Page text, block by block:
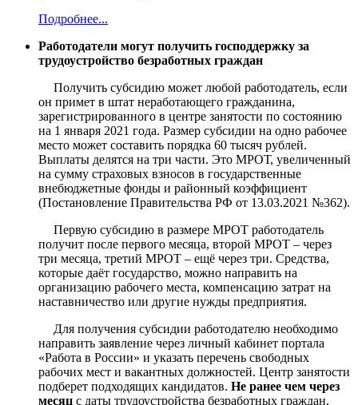
Подробнее...
Работодатели могут получить господдержку за
трудоустройство безработных граждан
Получить субсидию может любой работодатель, если
он примет в штат неработающего гражданина,
зарегистрированного в центре занятости по состоянию
на 1 января 2021 года. Размер субсидии на одно рабочее
место может составить порядка 60 тысяч рублей.
Выплаты делятся на три части. Это МРОТ, увеличенный
на сумму страховых взносов в государственные
внебюджетные фонды и районный коэффициент
(Постановление Правительства РФ от 13.03.2021 №362).
Первую субсидию в размере МРОТ работодатель
получит после первого месяца, второй МРОТ – через
три месяца, третий МРОТ – ещё через три. Средства,
которые даёт государство, можно направить на
организацию рабочего места, компенсацию затрат на
наставничество или другие нужды предприятия.
Для получения субсидии работодателю необходимо
направить заявление через личный кабинет портала
«Работа в России» и указать перечень свободных
рабочих мест и вакантных должностей. Центр занятости
подберет подходящих кандидатов. Не ранее чем через
месяц с даты трудоустройства безработных граждан,